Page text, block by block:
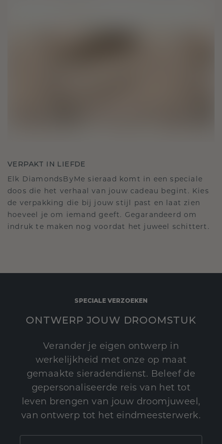
VERPAKT IN LIEFDE
Elk DiamondsByMe sieraad komt in een speciale
doos die het verhaal van jouw cadeau begint. Kies
de verpakking die bij jouw stijl past en laat zien
hoeveel je om iemand geeft. Gegarandeerd om
indruk te maken nog voordat het juweel schittert.
SPECIALE VERZOEKEN
ONTWERP JOUW DROOMSTUK
Verander je eigen ontwerp in
werkelijkheid met onze op maat
gemaakte sieradendienst. Beleef de
gepersonaliseerde reis van het tot
leven brengen van jouw droomjuweel,
van ontwerp tot het eindmeesterwerk.